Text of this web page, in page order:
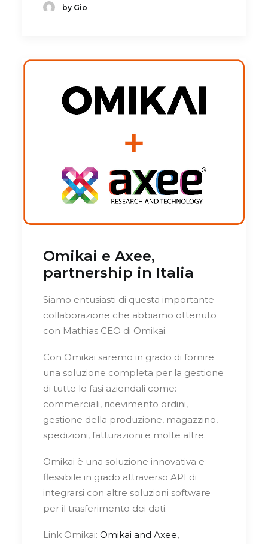
by Gio
Omikai e Axee,
partnership in Italia
Siamo entusiasti di questa importante
collaborazione che abbiamo ottenuto
con Mathias CEO di Omikai.
Con Omikai saremo in grado di fornire
una soluzione completa per la gestione
di tutte le fasi aziendali come:
commerciali, ricevimento ordini,
gestione della produzione, magazzino,
spedizioni, fatturazioni e molte altre.
Omikai è una soluzione innovativa e
flessibile in grado attraverso API di
integrarsi con altre soluzioni software
per il trasferimento dei dati.
Link Omikai: Omikai and Axee,